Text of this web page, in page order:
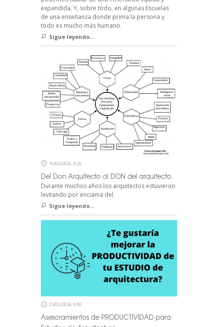
expandida. Y, sobre todo, en algunas Escuelas
de una enseñanza donde prima la persona y
todo es mucho más humano.
Sigue leyendo...
16/04/2026, 8:26
Del Don Arquitecto al DON del arquitecto.
Durante muchos años los arquitectos estuvieron
levitando por enciama del
Sigue leyendo...
25/02/2026, 9:00
Asesoramientos de PRODUCTIVIDAD para